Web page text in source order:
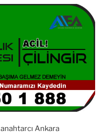
anahtarcı Ankara